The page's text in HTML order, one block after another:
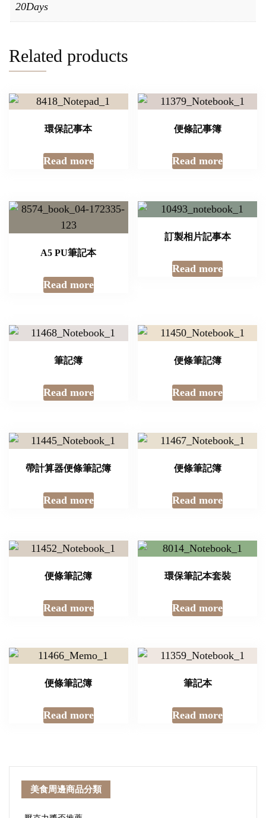
20Days
Related products
環保記事本
Read more
便條記事簿
Read more
A5 PU筆記本
Read more
訂製相片記事本
Read more
筆記簿
Read more
便條筆記簿
Read more
帶計算器便條筆記簿
Read more
便條筆記簿
Read more
便條筆記簿
Read more
環保筆記本套裝
Read more
便條筆記簿
Read more
筆記本
Read more
美食周邊商品分類